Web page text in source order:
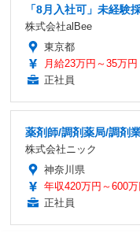
「8月入社可」未経験
株式会社alBee
東京都
月給23万円～35万円
正社員
薬剤師/調剤薬局/調剤
株式会社ニック
神奈川県
年収420万円～600万
正社員